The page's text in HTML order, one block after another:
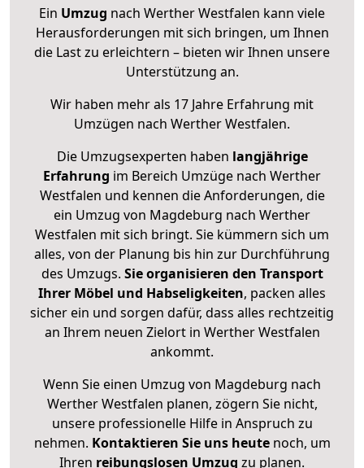
Ein Umzug nach Werther Westfalen kann viele
Herausforderungen mit sich bringen, um Ihnen
die Last zu erleichtern – bieten wir Ihnen unsere
Unterstützung an.
Wir haben mehr als 17 Jahre Erfahrung mit
Umzügen nach Werther Westfalen.
Die Umzugsexperten haben langjährige
Erfahrung im Bereich Umzüge nach Werther
Westfalen und kennen die Anforderungen, die
ein Umzug von Magdeburg nach Werther
Westfalen mit sich bringt. Sie kümmern sich um
alles, von der Planung bis hin zur Durchführung
des Umzugs. Sie organisieren den Transport
Ihrer Möbel und Habseligkeiten, packen alles
sicher ein und sorgen dafür, dass alles rechtzeitig
an Ihrem neuen Zielort in Werther Westfalen
ankommt.
Wenn Sie einen Umzug von Magdeburg nach
Werther Westfalen planen, zögern Sie nicht,
unsere professionelle Hilfe in Anspruch zu
nehmen. Kontaktieren Sie uns heutenoch, um
Ihren reibungslosen Umzug zu planen.